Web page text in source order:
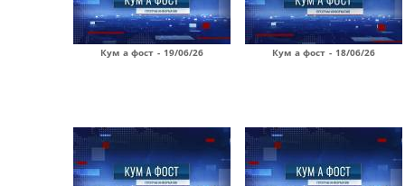
Кум а фост - 19/06/26 Кум а фост - 18/06/26